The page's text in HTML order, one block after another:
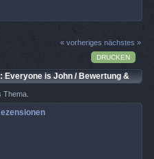
« vorheriges nächstes »
DRUCKEN
Everyone is John / Bewertung &
Thema.